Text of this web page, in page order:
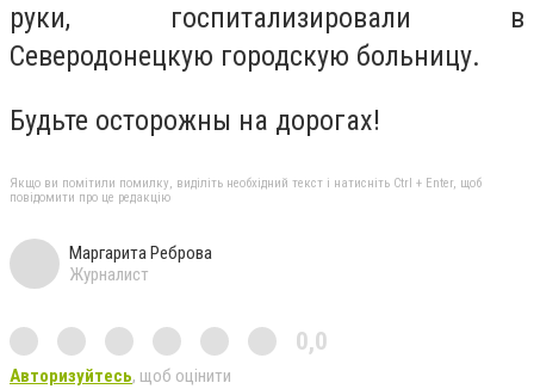
руки, госпитализировали в
Северодонецкую городскую больницу.
Будьте осторожны на дорогах!
Якщо ви помітили помилку, виділіть необхідний текст і натисніть Ctrl + Enter, щоб
повідомити про це редакцію
Маргарита Реброва
Журналист
0,0
Авторизуйтесь, щоб оцінити